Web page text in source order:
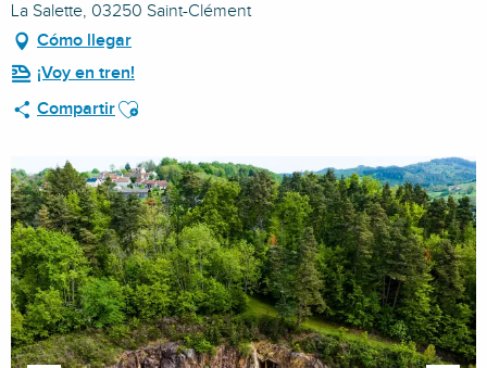
La Salette, 03250 Saint-Clément
Cómo llegar
¡Voy en tren!
CompartirAjouter aux favoris